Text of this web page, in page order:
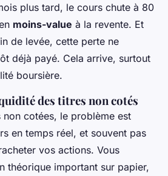
plus tard, le cours chute à 80
moins-value à la revente. Et
de levée, cette perte ne
déjà payé. Cela arrive, surtout
boursière.
des titres non cotés
non cotées, le problème est
en temps réel, et souvent pas
vos actions. Vous
théorique important sur papier,